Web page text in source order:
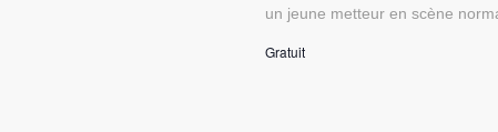
un jeune metteur en scène
Gratuit